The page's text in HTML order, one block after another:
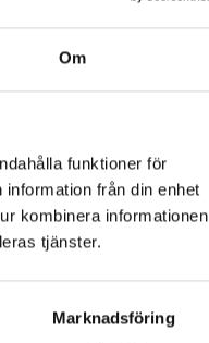
Om
funktioner för
från din enhet
kombinera informationen
tjänster.
Marknadsföring